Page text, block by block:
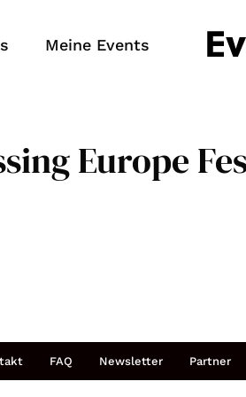
&
Meine Events
Europe
FAQ Newsletter Partner